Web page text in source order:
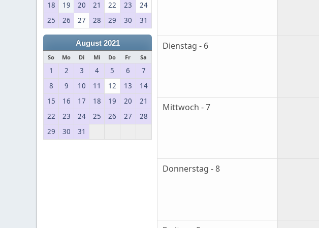
18
19 20 21 22 23
24
25
26 27 28 29 30 31
August 2021
So Mo Di Mi Do Fr Sa
1 2 3 4 5 6
7
8
9 10 11 12 13
14
15
16 17 18 19 20
21
22
23 24 25 26 27
28
29
30 31
Dienstag - 6
Mittwoch - 7
Donnerstag - 8